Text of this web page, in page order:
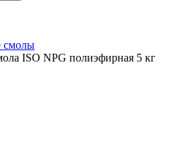
смолы
ISO NPG полиэфирная 5 кг